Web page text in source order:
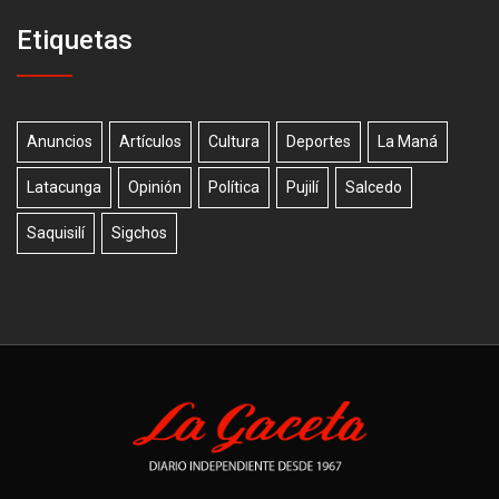
Etiquetas
Anuncios Artículos Cultura Deportes La Maná
Latacunga Opinión Política Pujilí Salcedo
Saquisilí Sigchos